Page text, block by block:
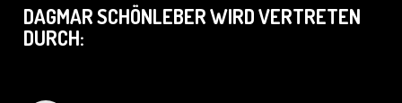
DAGMAR SCHÖNLEBER WIRD VERTRETEN
DURCH: